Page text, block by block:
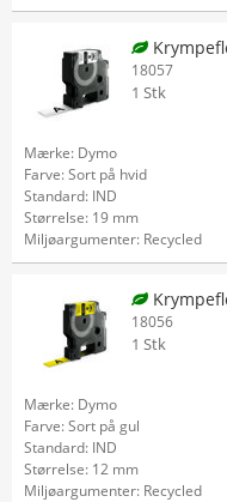
18057
1 Stk
Mærke: Dymo
Farve: Sort på hvid
Standard: IND
Størrelse: 19 mm
Miljøargumenter: Recycled
18056
1 Stk
Mærke: Dymo
Farve: Sort på gul
Standard: IND
Størrelse: 12 mm
Miljøargumenter: Recycled